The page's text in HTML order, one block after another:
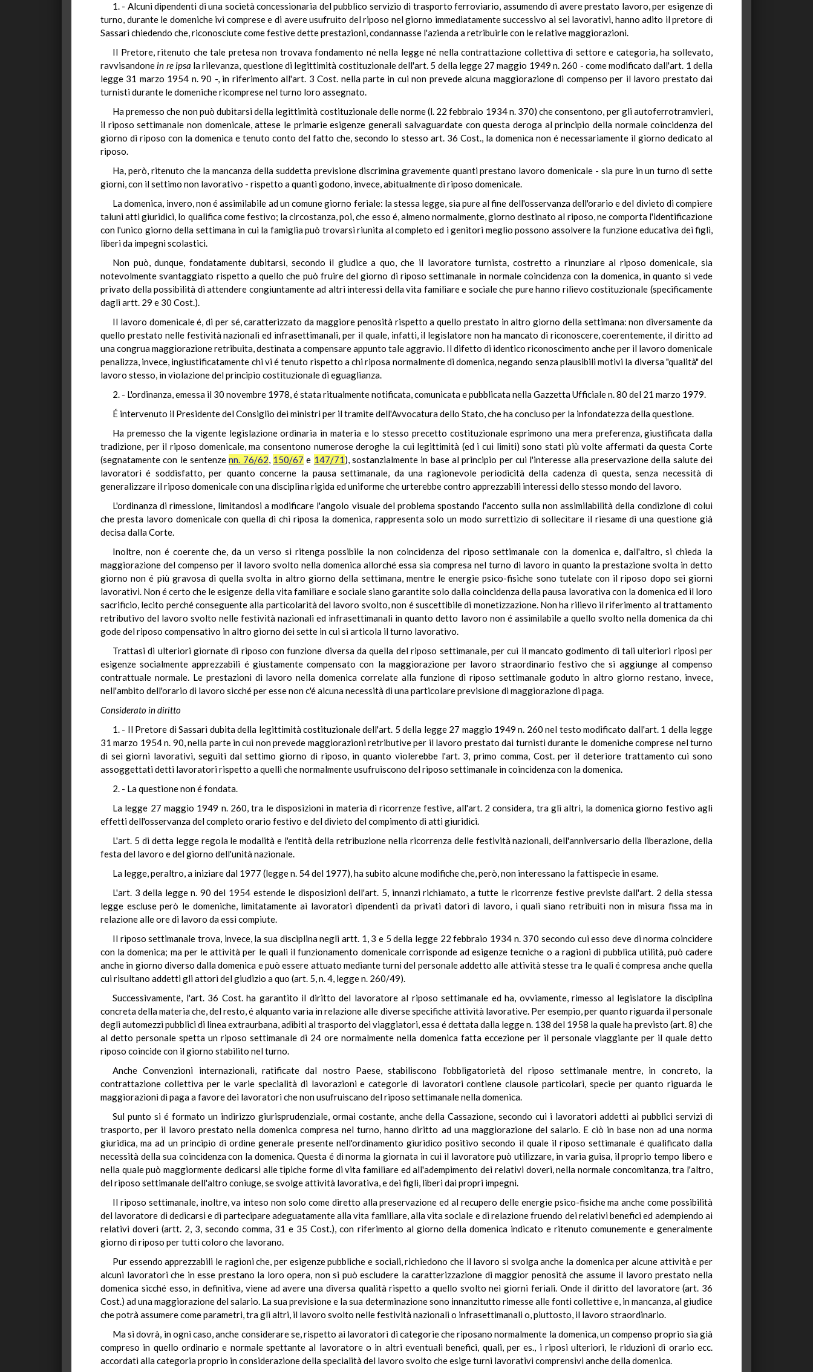
1. - Alcuni dipendenti di una società concessionaria del pubblico servizio di trasporto ferroviario, assumendo di avere prestato lavoro, per esigenze di
turno, durante le domeniche ivi comprese e di avere usufruito del riposo nel giorno immediatamente successivo ai sei lavorativi, hanno adito il pretore di
Sassari chiedendo che, riconosciute come festive dette prestazioni, condannasse l'azienda a retribuirle con le relative maggiorazioni.
Il Pretore, ritenuto che tale pretesa non trovava fondamento né nella legge né nella contrattazione collettiva di settore e categoria, ha sollevato,
ravvisandonein re ipsa la rilevanza, questione di legittimità costituzionale dell'art. 5 della legge 27 maggio 1949 n. 260 - come modificato dall'art. 1 della
legge 31 marzo 1954 n. 90 -, in riferimento all'art. 3 Cost. nella parte in cui non prevede alcuna maggiorazione di compenso per il lavoro prestato dai
turnisti durante le domeniche ricomprese nel turno loro assegnato.
Ha premesso che non può dubitarsi della legittimità costituzionale delle norme (l. 22 febbraio 1934 n. 370) che consentono, per gli autoferrotramvieri,
il riposo settimanale non domenicale, attese le primarie esigenze generali salvaguardate con questa deroga al principio della normale coincidenza del
giorno di riposo con la domenica e tenuto conto del fatto che, secondo lo stesso art. 36 Cost., la domenica non é necessariamente il giorno dedicato al
riposo.
Ha, però, ritenuto che la mancanza della suddetta previsione discrimina gravemente quanti prestano lavoro domenicale - sia pure in un turno di sette
giorni, con il settimo non lavorativo - rispetto a quanti godono, invece, abitualmente di riposo domenicale.
La domenica, invero, non é assimilabile ad un comune giorno feriale: la stessa legge, sia pure al fine dell'osservanza dell'orario e del divieto di compiere
taluni atti giuridici, lo qualifica come festivo; la circostanza, poi, che esso é, almeno normalmente, giorno destinato al riposo, ne comporta l'identificazione
con l'unico giorno della settimana in cui la famiglia può trovarsi riunita al completo ed i genitori meglio possono assolvere la funzione educativa dei figli,
liberi da impegni scolastici.
Non può, dunque, fondatamente dubitarsi, secondo il giudice a quo, che il lavoratore turnista, costretto a rinunziare al riposo domenicale, sia
notevolmente svantaggiato rispetto a quello che può fruire del giorno di riposo settimanale in normale coincidenza con la domenica, in quanto si vede
privato della possibilità di attendere congiuntamente ad altri interessi della vita familiare e sociale che pure hanno rilievo costituzionale (specificamente
dagli artt. 29 e 30 Cost.).
Il lavoro domenicale é, di per sé, caratterizzato da maggiore penosità rispetto a quello prestato in altro giorno della settimana: non diversamente da
quello prestato nelle festività nazionali ed infrasettimanali, per il quale, infatti, il legislatore non ha mancato di riconoscere, coerentemente, il diritto ad
una congrua maggiorazione retribuita, destinata a compensare appunto tale aggravio. Il difetto di identico riconoscimento anche per il lavoro domenicale
penalizza, invece, ingiustificatamente chi vi é tenuto rispetto a chi riposa normalmente di domenica, negando senza plausibili motivi la diversa "qualità" del
lavoro stesso, in violazione del principio costituzionale di eguaglianza.
2. - L'ordinanza, emessa il 30 novembre 1978, é stata ritualmente notificata, comunicata e pubblicata nella Gazzetta Ufficiale n. 80 del 21 marzo 1979.
É intervenuto il Presidente del Consiglio dei ministri per il tramite dell'Avvocatura dello Stato, che ha concluso per la infondatezza della questione.
Ha premesso che la vigente legislazione ordinaria in materia e lo stesso precetto costituzionale esprimono una mera preferenza, giustificata dalla
tradizione, per il riposo domenicale, ma consentono numerose deroghe la cui legittimità (ed i cui limiti) sono stati più volte affermati da questa Corte
(segnatamente con le sentenzenn. 76/62, 150/67 e 147/71), sostanzialmente in base al principio per cui l'interesse alla preservazione della salute dei
lavoratori é soddisfatto, per quanto concerne la pausa settimanale, da una ragionevole periodicità della cadenza di questa, senza necessità di
generalizzare il riposo domenicale con una disciplina rigida ed uniforme che urterebbe contro apprezzabili interessi dello stesso mondo del lavoro.
L'ordinanza di rimessione, limitandosi a modificare l'angolo visuale del problema spostando l'accento sulla non assimilabilità della condizione di colui
che presta lavoro domenicale con quella di chi riposa la domenica, rappresenta solo un modo surrettizio di sollecitare il riesame di una questione già
decisa dalla Corte.
Inoltre, non é coerente che, da un verso si ritenga possibile la non coincidenza del riposo settimanale con la domenica e, dall'altro, si chieda la
maggiorazione del compenso per il lavoro svolto nella domenica allorché essa sia compresa nel turno di lavoro in quanto la prestazione svolta in detto
giorno non é più gravosa di quella svolta in altro giorno della settimana, mentre le energie psico-fisiche sono tutelate con il riposo dopo sei giorni
lavorativi. Non é certo che le esigenze della vita familiare e sociale siano garantite solo dalla coincidenza della pausa lavorativa con la domenica ed il loro
sacrificio, lecito perché conseguente alla particolarità del lavoro svolto, non é suscettibile di monetizzazione. Non ha rilievo il riferimento al trattamento
retributivo del lavoro svolto nelle festività nazionali ed infrasettimanali in quanto detto lavoro non é assimilabile a quello svolto nella domenica da chi
gode del riposo compensativo in altro giorno dei sette in cui si articola il turno lavorativo.
Trattasi di ulteriori giornate di riposo con funzione diversa da quella del riposo settimanale, per cui il mancato godimento di tali ulteriori riposi per
esigenze socialmente apprezzabili é giustamente compensato con la maggiorazione per lavoro straordinario festivo che si aggiunge al compenso
contrattuale normale. Le prestazioni di lavoro nella domenica correlate alla funzione di riposo settimanale goduto in altro giorno restano, invece,
nell'ambito dell'orario di lavoro sicché per esse non c'é alcuna necessità di una particolare previsione di maggiorazione di paga.
Considerato in diritto
1. - Il Pretore di Sassari dubita della legittimità costituzionale dell'art. 5 della legge 27 maggio 1949 n. 260 nel testo modificato dall'art. 1 della legge
31 marzo 1954 n. 90, nella parte in cui non prevede maggiorazioni retributive per il lavoro prestato dai turnisti durante le domeniche comprese nel turno
di sei giorni lavorativi, seguiti dal settimo giorno di riposo, in quanto violerebbe l'art. 3, primo comma, Cost. per il deteriore trattamento cui sono
assoggettati detti lavoratori rispetto a quelli che normalmente usufruiscono del riposo settimanale in coincidenza con la domenica.
2. - La questione non é fondata.
La legge 27 maggio 1949 n. 260, tra le disposizioni in materia di ricorrenze festive, all'art. 2 considera, tra gli altri, la domenica giorno festivo agli
effetti dell'osservanza del completo orario festivo e del divieto del compimento di atti giuridici.
L'art. 5 di detta legge regola le modalità e l'entità della retribuzione nella ricorrenza delle festività nazionali, dell'anniversario della liberazione, della
festa del lavoro e del giorno dell'unità nazionale.
La legge, peraltro, a iniziare dal 1977 (legge n. 54 del 1977), ha subito alcune modifiche che, però, non interessano la fattispecie in esame.
L'art. 3 della legge n. 90 del 1954 estende le disposizioni dell'art. 5, innanzi richiamato, a tutte le ricorrenze festive previste dall'art. 2 della stessa
legge escluse però le domeniche, limitatamente ai lavoratori dipendenti da privati datori di lavoro, i quali siano retribuiti non in misura fissa ma in
relazione alle ore di lavoro da essi compiute.
Il riposo settimanale trova, invece, la sua disciplina negli artt. 1, 3 e 5 della legge 22 febbraio 1934 n. 370 secondo cui esso deve di norma coincidere
con la domenica; ma per le attività per le quali il funzionamento domenicale corrisponde ad esigenze tecniche o a ragioni di pubblica utilità, può cadere
anche in giorno diverso dalla domenica e può essere attuato mediante turni del personale addetto alle attività stesse tra le quali é compresa anche quella
cui risultano addetti gli attori del giudizio a quo (art. 5, n. 4, legge n. 260/49).
Successivamente, l'art. 36 Cost. ha garantito il diritto del lavoratore al riposo settimanale ed ha, ovviamente, rimesso al legislatore la disciplina
concreta della materia che, del resto, é alquanto varia in relazione alle diverse specifiche attività lavorative. Per esempio, per quanto riguarda il personale
degli automezzi pubblici di linea extraurbana, adibiti al trasporto dei viaggiatori, essa é dettata dalla legge n. 138 del 1958 la quale ha previsto (art. 8) che
al detto personale spetta un riposo settimanale di 24 ore normalmente nella domenica fatta eccezione per il personale viaggiante per il quale detto
riposo coincide con il giorno stabilito nel turno.
Anche Convenzioni internazionali, ratificate dal nostro Paese, stabiliscono l'obbligatorietà del riposo settimanale mentre, in concreto, la
contrattazione collettiva per le varie specialità di lavorazioni e categorie di lavoratori contiene clausole particolari, specie per quanto riguarda le
maggiorazioni di paga a favore dei lavoratori che non usufruiscano del riposo settimanale nella domenica.
Sul punto si é formato un indirizzo giurisprudenziale, ormai costante, anche della Cassazione, secondo cui i lavoratori addetti ai pubblici servizi di
trasporto, per il lavoro prestato nella domenica compresa nel turno, hanno diritto ad una maggiorazione del salario. E ciò in base non ad una norma
giuridica, ma ad un principio di ordine generale presente nell'ordinamento giuridico positivo secondo il quale il riposo settimanale é qualificato dalla
necessità della sua coincidenza con la domenica. Questa é di norma la giornata in cui il lavoratore può utilizzare, in varia guisa, il proprio tempo libero e
nella quale può maggiormente dedicarsi alle tipiche forme di vita familiare ed all'adempimento dei relativi doveri, nella normale concomitanza, tra l'altro,
del riposo settimanale dell'altro coniuge, se svolge attività lavorativa, e dei figli, liberi dai propri impegni.
Il riposo settimanale, inoltre, va inteso non solo come diretto alla preservazione ed al recupero delle energie psico-fisiche ma anche come possibilità
del lavoratore di dedicarsi e di partecipare adeguatamente alla vita familiare, alla vita sociale e di relazione fruendo dei relativi benefici ed adempiendo ai
relativi doveri (artt. 2, 3, secondo comma, 31 e 35 Cost.), con riferimento al giorno della domenica indicato e ritenuto comunemente e generalmente
giorno di riposo per tutti coloro che lavorano.
Pur essendo apprezzabili le ragioni che, per esigenze pubbliche e sociali, richiedono che il lavoro si svolga anche la domenica per alcune attività e per
alcuni lavoratori che in esse prestano la loro opera, non si può escludere la caratterizzazione di maggior penosità che assume il lavoro prestato nella
domenica sicché esso, in definitiva, viene ad avere una diversa qualità rispetto a quello svolto nei giorni feriali. Onde il diritto del lavoratore (art. 36
Cost.) ad una maggiorazione del salario. La sua previsione e la sua determinazione sono innanzitutto rimesse alle fonti collettive e, in mancanza, al giudice
che potrà assumere come parametri, tra gli altri, il lavoro svolto nelle festività nazionali o infrasettimanali o, piuttosto, il lavoro straordinario.
Ma si dovrà, in ogni caso, anche considerare se, rispetto ai lavoratori di categorie che riposano normalmente la domenica, un compenso proprio sia già
compreso in quello ordinario e normale spettante al lavoratore o in altri eventuali benefici, quali, per es., i riposi ulteriori, le riduzioni di orario ecc.
accordati alla categoria proprio in considerazione della specialità del lavoro svolto che esige turni lavorativi comprensivi anche della domenica.